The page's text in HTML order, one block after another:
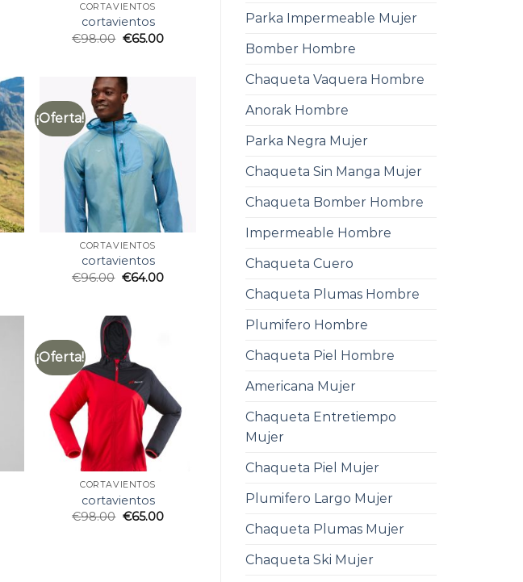
Parka Impermeable Mujer
Bomber Hombre
Chaqueta Vaquera Hombre
Anorak Hombre
Parka Negra Mujer
Chaqueta Sin Manga Mujer
Chaqueta Bomber Hombre
Impermeable Hombre
Chaqueta Cuero
Chaqueta Plumas Hombre
Plumifero Hombre
Chaqueta Piel Hombre
Americana Mujer
Chaqueta Entretiempo
Mujer
Chaqueta Piel Mujer
Plumifero Largo Mujer
Chaqueta Plumas Mujer
Chaqueta Ski Mujer
CORTAVIENTOS
cortavientos
€98.00 €65.00
¡Oferta!
CORTAVIENTOS
cortavientos
€96.00 €64.00
¡Oferta!
CORTAVIENTOS
cortavientos
€98.00 €65.00